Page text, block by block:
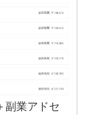
副業アドセ